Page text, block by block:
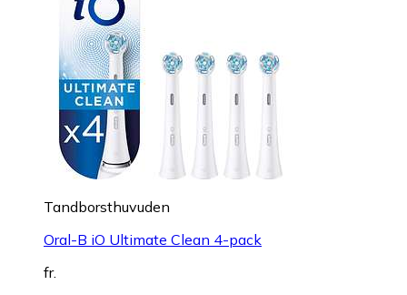
Tandborsthuvuden
Oral-B iO Ultimate Clean 4-pack
fr.